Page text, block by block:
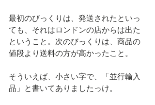
最初のびっくりは、発送されたといっ
ても、それはロンドンの店からは出た
ということ。次のびっくりは、商品の
値段より送料の方が高かったこと。
そういえば、小さい字で、「並行輸入
品」と書いてありましたっけ。